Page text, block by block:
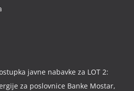
javne nabavke za LOT 2:
za poslovnice Banke Mostar,